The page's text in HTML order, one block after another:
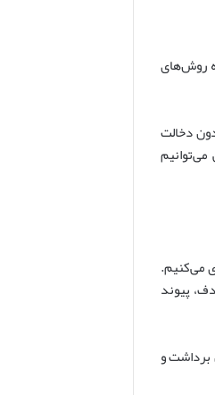
روش‌های
دخالت
می‌کنیم.
پیوند
برداشت و